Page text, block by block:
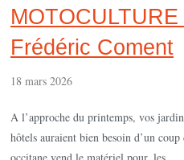
Frédéric Coment
18 mars 2026
A l’approche du printemps, vos
hôtels auraient bien besoin d’un
occitane vend le matériel pour, les